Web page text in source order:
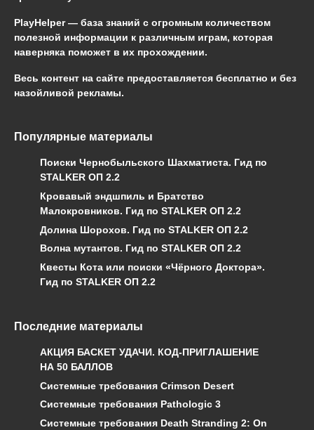
PlayHelper — база знаний с огромным количеством
полезной информации к различным играм, которая
наверняка поможет в их прохождении.
Весь контент на сайте предоставляется бесплатно и без
назойливой рекламы.
Популярные материалы
Поиски Чернобыльского Шахматиста. Гид по
STALKER ОП 2.2
Кровавый эндшпиль и Братство
Малокровников. Гид по STALKER ОП 2.2
Долина Шорохов. Гид по STALKER ОП 2.2
Волна мутантов. Гид по STALKER ОП 2.2
Квесты Кота или поиски «Чёрного Доктора».
Гид по STALKER ОП 2.2
Последние материалы
АКЦИЯ БАСКЕТ УДАЧИ. КОД-ПРИГЛАШЕНИЕ
НА 50 БАЛЛОВ
Системные требования Crimson Desert
Системные требования Pathologic 3
Системные требования Death Stranding 2: On